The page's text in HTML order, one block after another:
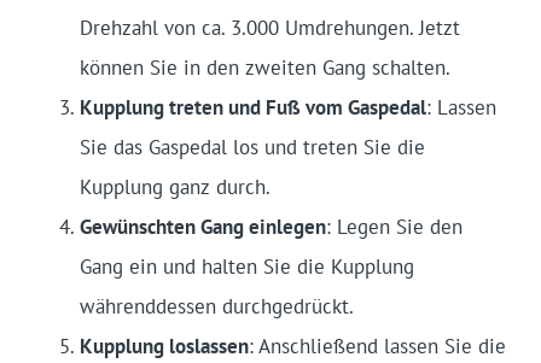
Drehzahl von ca. 3.000 Umdrehungen. Jetzt
können Sie in den zweiten Gang schalten.
Kupplung treten und Fuß vom Gaspedal: Lassen
Sie das Gaspedal los und treten Sie die
Kupplung ganz durch.
Gewünschten Gang einlegen: Legen Sie den
Gang ein und halten Sie die Kupplung
währenddessen durchgedrückt.
Kupplung loslassen: Anschließend lassen Sie die